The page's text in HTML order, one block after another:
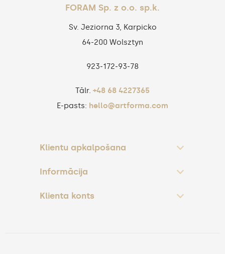
FORAM Sp. z o.o. sp.k.
Sv. Jeziorna 3, Karpicko
64-200 Wolsztyn
923‑172‑93‑78
Tālr. +48 68 4227365
E-pasts: hello@artforma.com
Klientu apkalpošana
Informācija
Klienta konts